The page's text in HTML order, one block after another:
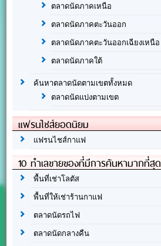
ตลาดนัดภาคเหนือ
ตลาดนัดภาคตะวันออก
ตลาดนัดภาคตะวันออกเฉียงเหนือ
ตลาดนัดภาคใต้
ค้นหาตลาดนัดตามเขตทั้งหมด
ตลาดนัดแบ่งตามเขต
แฟรนไชส์ยอดนิยม
แฟรนไชส์กาแฟ
10 ทำเลขายของที่มีการค้นหามากที่สุด
พื้นที่เช่าโลตัส
พื้นที่ให้เช่าร้านกาแฟ
ตลาดนัดรถไฟ
ตลาดนัดกลางคืน